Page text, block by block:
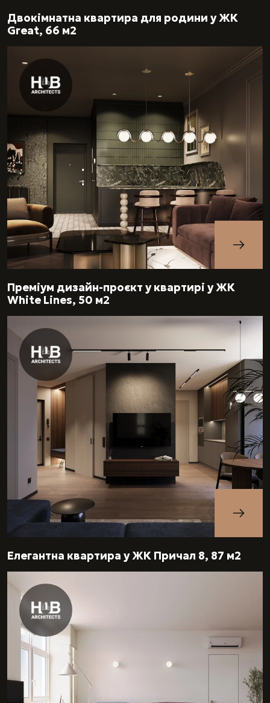
Двокімнатна квартира для родини у ЖК
Great, 66 м2
Преміум дизайн-проєкт у квартирі у ЖК
White Lines, 50 м2
Елегантна квартира у ЖК Причал 8, 87 м2